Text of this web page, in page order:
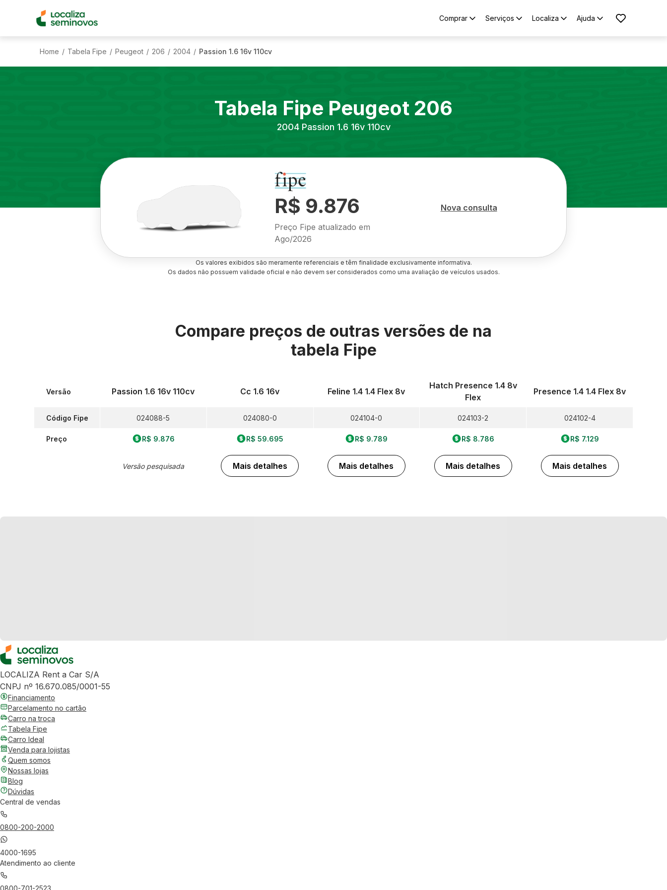
Comprar Serviços Localiza Ajuda
Home / Tabela Fipe / Peugeot / 206 / 2004 / Passion 1.6 16v 110cv
Tabela Fipe Peugeot 206
2004 Passion 1.6 16v 110cv
R$ 9.876
Preço Fipe atualizado em
Ago/2026
Nova consulta
Os valores exibidos são meramente referenciais e têm finalidade exclusivamente informativa.
Os dados não possuem validade oficial e não devem ser considerados como uma avaliação de veículos usados.
Compare preços de outras versões de na
tabela Fipe
Versão
Código Fipe
Preço
Passion 1.6 16v 110cv
024088-5
R$ 9.876
Versão pesquisada
Cc 1.6 16v
024080-0
R$ 59.695
Mais detalhes
Feline 1.4 1.4 Flex 8v
024104-0
R$ 9.789
Mais detalhes
Hatch Presence 1.4 8v
Flex
024103-2
R$ 8.786
Mais detalhes
Presence 1.4 1.4 Flex 8v
024102-4
R$ 7.129
Mais detalhes
LOCALIZA Rent a Car S/A
CNPJ nº 16.670.085/0001-55
Financiamento
Parcelamento no cartão
Carro na troca
Tabela Fipe
Carro Ideal
Venda para lojistas
Quem somos
Nossas lojas
Blog
Dúvidas
Central de vendas
0800-200-2000
4000-1695
Atendimento ao cliente
0800-701-2523